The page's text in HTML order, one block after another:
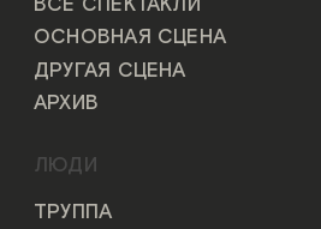
ОСНОВНАЯ СЦЕНА
ДРУГАЯ СЦЕНА
АРХИВ
ЛЮДИ
ТРУППА